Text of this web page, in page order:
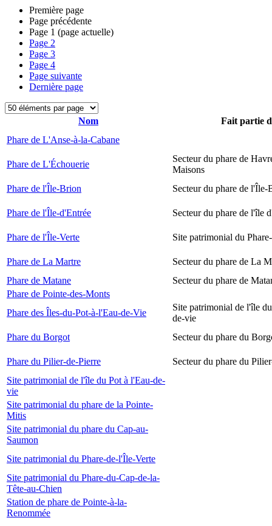
Première page
Page précédente
Page 1 (page actuelle)
Page 2
Page 3
Page 4
Page suivante
Dernière page
Nom
Fait partie
Phare de L'Anse-à-la-Cabane
Phare de L'Échouerie
Secteur du phare de
Maisons
Phare de l'Île-Brion
Secteur du phare de l'Île-
Phare de l'Île-d'Entrée Secteur du phare de l'île
Phare de l'Île-Verte Site patrimonial du
Phare de La Martre
Secteur du phare de La
Phare de Matane
Secteur du phare de
Phare de Pointe-des-Monts
Phare des Îles-du-Pot-à-l'Eau-de-Vie
Site patrimonial de l'île
de-vie
Phare du Borgot
Secteur du phare du
Phare du Pilier-de-Pierre
Secteur du phare du
Site patrimonial de l'île du Pot à l'Eau-de-
vie
Site patrimonial du phare de la Pointe-
Mitis
Site patrimonial du phare du Cap-au-
Saumon
Site patrimonial du Phare-de-l'Île-Verte
Site patrimonial du Phare-du-Cap-de-la-
Tête-au-Chien
Station de phare de Pointe-à-la-
Renommée